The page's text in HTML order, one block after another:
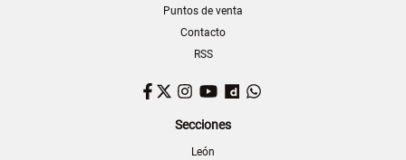
Puntos de venta
Contacto
RSS
Facebook
TwitterInstagram
YouTubeDailymotion
Secciones
León